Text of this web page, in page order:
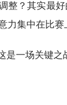
整？其实最
力集中在比
是一场关键